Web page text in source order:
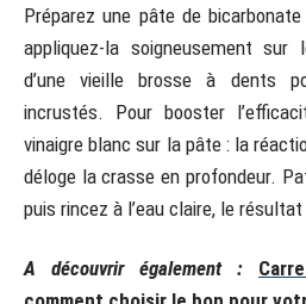
Préparez une pâte de
appliquez-la soigneusement
d’une vieille brosse à dents
incrustés. Pour booster
vinaigre blanc sur la pâte : la
déloge la crasse en profondeur.
puis rincez à l’eau claire, le
A découvrir également :